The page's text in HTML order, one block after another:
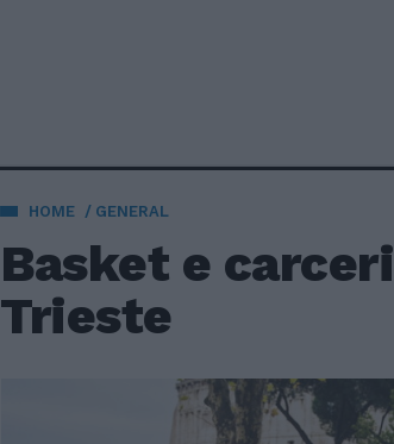
HOME GENERAL
Basket e
Trieste